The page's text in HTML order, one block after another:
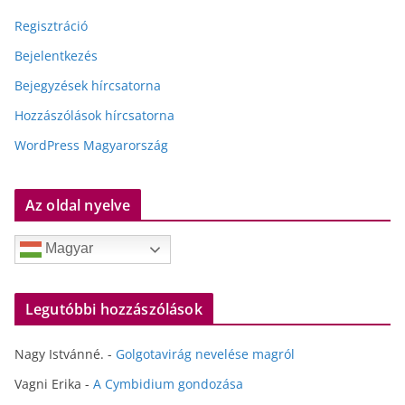
Regisztráció
Bejelentkezés
Bejegyzések hírcsatorna
Hozzászólások hírcsatorna
WordPress Magyarország
Az oldal nyelve
Magyar
Legutóbbi hozzászólások
Nagy Istvánné. - Golgotavirág nevelése magról
Vagni Erika - A Cymbidium gondozása